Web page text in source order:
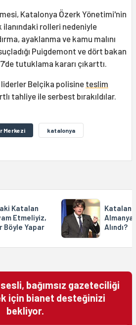
Katalonya Özerk Yönetimi'nin
ilanındaki rolleri nedeniyle
ayaklanma ve kamu malını
Puigdemont ve dört bakan
tutuklama kararı çıkarttı.
Belçika polisineteslim
tahliye ile serbest bırakıldılar.
Merkezi katalonya
Katalan
Etmeliyiz,
Böyle Yapar
Katalan
Alındı?
bağımsız gazeteciliği
için bianet desteğinizi
bekliyor.